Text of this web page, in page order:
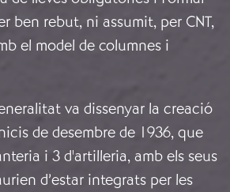
ben rebut, ni assumit, per CNT,
el model de columnes i
va dissenyar la creació
de desembre de 1936, que
i 3 d'artilleria, amb els seus
d’estar integrats per les